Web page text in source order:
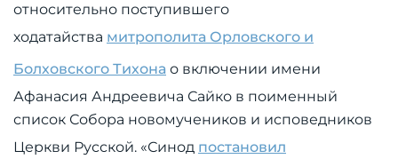
относительно поступившего
ходатайства митрополита Орловского и
Болховского Тихона о включении имени
Афанасия Андреевича Сайко в поименный
список Собора новомучеников и исповедников
Церкви Русской. «Синод постановил